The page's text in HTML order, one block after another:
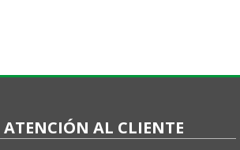
ATENCIÓN AL CLIENTE